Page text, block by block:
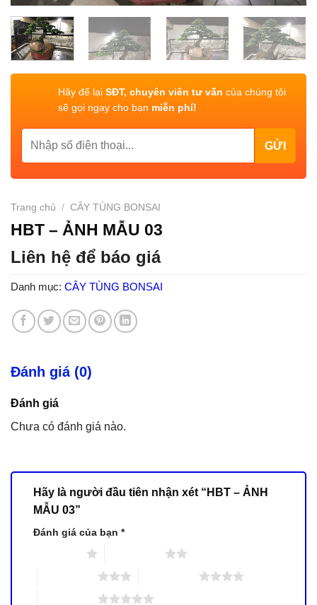
Hãy để lại SĐT, chuyên viên tư vấn của chúng tôi
sẽ gọi ngay cho bạn miễn phí!
Trang chủ / CÂY TÙNG BONSAI
HBT – ẢNH MẪU 03
Liên hệ để báo giá
Danh mục: CÂY TÙNG BONSAI
Đánh giá (0)
Đánh giá
Chưa có đánh giá nào.
Hãy là người đầu tiên nhận xét “HBT – ẢNH
MẪU 03”
Đánh giá của bạn *